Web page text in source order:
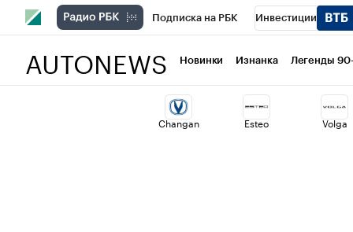
Подписка на РБК Инвестиции
Национальные проекты Город
Кредитные рейтинги Франшизы
AUTONEWS Новинки Изнанка Легенды
Changan Esteo Volga